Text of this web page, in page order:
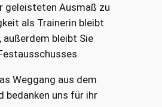
geleisteten Ausmaß zu
als Trainerin bleibt
außerdem bleibt Sie
Weggang aus dem
bedanken uns für ihr